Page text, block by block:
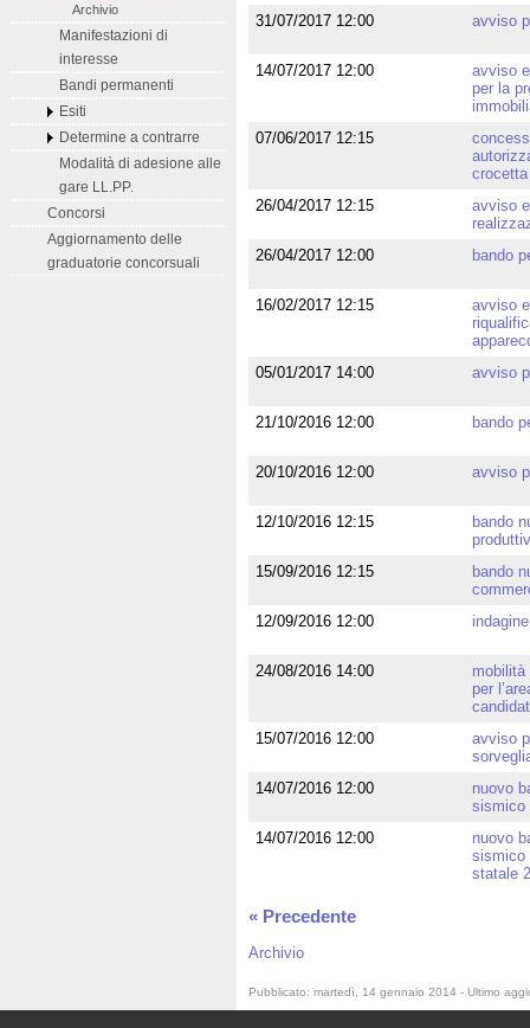
Archivio
Manifestazioni di
interesse
Bandi permanenti
Esiti
Determine a contrarre
Modalità di adesione alle
gare LL.PP.
Concorsi
Aggiornamento delle
graduatorie concorsuali
31/07/2017 12:00
avviso
14/07/2017 12:00
avviso
per la
07/06/2017 12:15
26/04/2017 12:15
avviso
26/04/2017 12:00
bando
16/02/2017 12:15
avviso
05/01/2017 14:00
avviso
21/10/2016 12:00 bando
20/10/2016 12:00 avviso
12/10/2016 12:15
bando
15/09/2016 12:15
bando
12/09/2016 12:00
24/08/2016 14:00
mobilità
per
15/07/2016 12:00
avviso
14/07/2016 12:00
nuovo
sismico
14/07/2016 12:00
nuovo
sismico
statale
« Precedente
Archivio